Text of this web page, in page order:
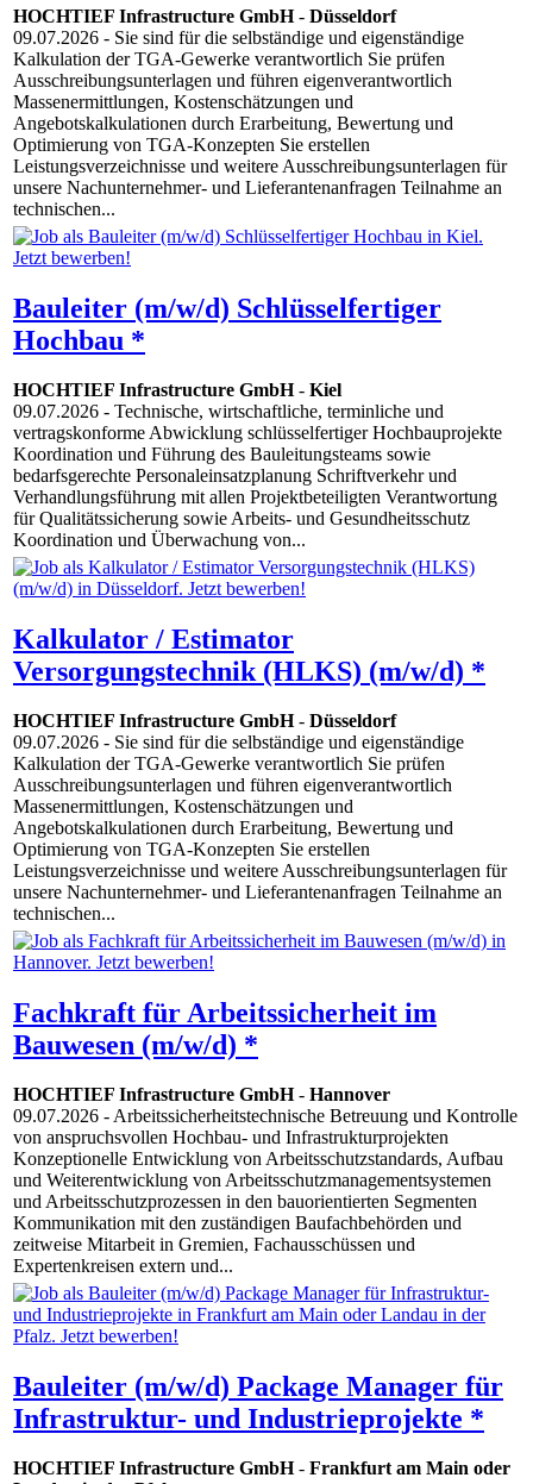
HOCHTIEF Infrastructure GmbH- Düsseldorf
09.07.2026 - Sie sind für die selbständige und eigenständige
Kalkulation der TGA-Gewerke verantwortlich Sie prüfen
Ausschreibungsunterlagen und führen eigenverantwortlich
Massenermittlungen, Kostenschätzungen und
Angebotskalkulationen durch Erarbeitung, Bewertung und
Optimierung von TGA-Konzepten Sie erstellen
Leistungsverzeichnisse und weitere Ausschreibungsunterlagen für
unsere Nachunternehmer- und Lieferantenanfragen Teilnahme an
technischen...
Bauleiter (m/w/d) Schlüsselfertiger
Hochbau *
HOCHTIEF Infrastructure GmbH- Kiel
09.07.2026 - Technische, wirtschaftliche, terminliche und
vertragskonforme Abwicklung schlüsselfertiger Hochbauprojekte
Koordination und Führung des Bauleitungsteams sowie
bedarfsgerechte Personaleinsatzplanung Schriftverkehr und
Verhandlungsführung mit allen Projektbeteiligten Verantwortung
für Qualitätssicherung sowie Arbeits- und Gesundheitsschutz
Koordination und Überwachung von...
Kalkulator / Estimator
Versorgungstechnik (HLKS) (m/w/d) *
HOCHTIEF Infrastructure GmbH- Düsseldorf
09.07.2026 - Sie sind für die selbständige und eigenständige
Kalkulation der TGA-Gewerke verantwortlich Sie prüfen
Ausschreibungsunterlagen und führen eigenverantwortlich
Massenermittlungen, Kostenschätzungen und
Angebotskalkulationen durch Erarbeitung, Bewertung und
Optimierung von TGA-Konzepten Sie erstellen
Leistungsverzeichnisse und weitere Ausschreibungsunterlagen für
unsere Nachunternehmer- und Lieferantenanfragen Teilnahme an
technischen...
Fachkraft für Arbeitssicherheit im
Bauwesen (m/w/d) *
HOCHTIEF Infrastructure GmbH- Hannover
09.07.2026 - Arbeitssicherheitstechnische Betreuung und Kontrolle
von anspruchsvollen Hochbau- und Infrastrukturprojekten
Konzeptionelle Entwicklung von Arbeitsschutzstandards, Aufbau
und Weiterentwicklung von Arbeitsschutzmanagementsystemen
und Arbeitsschutzprozessen in den bauorientierten Segmenten
Kommunikation mit den zuständigen Baufachbehörden und
zeitweise Mitarbeit in Gremien, Fachausschüssen und
Expertenkreisen extern und...
Bauleiter (m/w/d) Package Manager für
Infrastruktur- und Industrieprojekte *
HOCHTIEF Infrastructure GmbH- Frankfurt am Main oder